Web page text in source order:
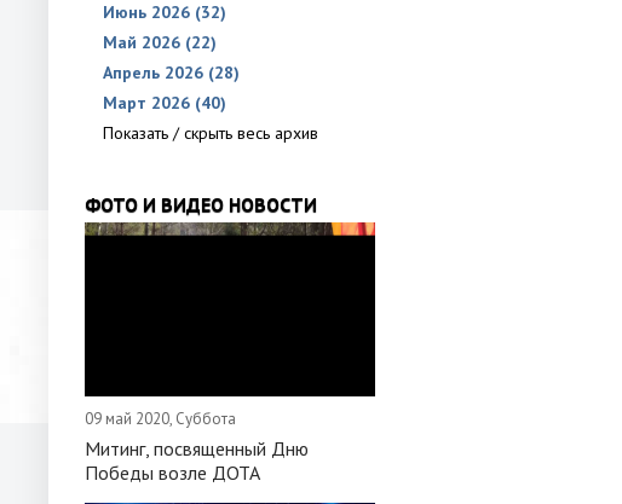
Июнь 2026 (32)
Май 2026 (22)
Апрель 2026 (28)
Март 2026 (40)
Показать / скрыть весь архив
ФОТО И ВИДЕО НОВОСТИ
09 май 2020, Суббота
Митинг, посвященный Дню
Победы возле ДОТА